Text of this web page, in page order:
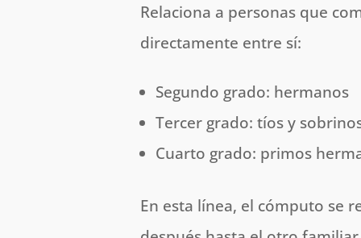
Relaciona a personas que
directamente entre sí:
Segundo grado: hermanos
Tercer grado: tíos y
Cuarto grado: primos
En esta línea, el cómputo se